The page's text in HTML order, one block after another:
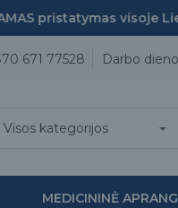
pristatymas visoje
671 77528 Darbo
Visos kategorijos
MEDICININĖ